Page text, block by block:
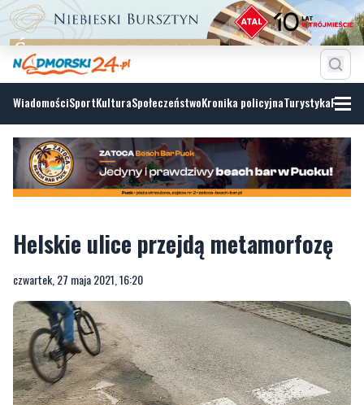
WiadomościSportKulturaSpołeczeństwoKronika policyjnaTurystyka
Helskie ulice przejdą metamorfozę